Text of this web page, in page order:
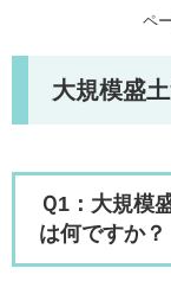
ペ
大規模盛
Ｑ1：大規模
は何ですか？